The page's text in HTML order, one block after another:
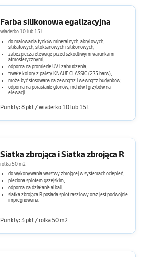
Farba silikonowa egalizacyjna
wiaderko 10 lub 15 l
do malowania tynków mineralnych, akrylowych,
silikatowych, siloksanowych i silikonowych,
zabezpiecza elewacje przed szkodliwymi warunkami
atmosferycznymi,
odporna na promienie UV i zabrudzenia,
trwałe kolory z palety KNAUF CLASSIC (275 barw),
może być stosowana na zewnątrz i wewnątrz budynków,
odporna na porastanie glonów, mchów i grzybów na
elewacji.
Punkty: 8 pkt / wiaderko 10 lub 15 l
Siatka zbrojąca i Siatka zbrojąca R
rolka 50 m2
do wykonywania warstwy zbrojącej w systemach ociepleń,
pleciona splotem gazejskim,
odporna na działanie alkali,
siatka zbrojąca R posiada splot raszlowy oraz jest podwójnie
impregnowana.
Punkty: 3 pkt / rolka 50 m2